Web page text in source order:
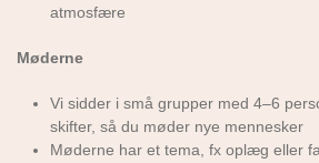
atmosfære
Møderne
Vi sidder i små grupper med 4–6
skifter, så du møder nye mennesker
Møderne har et tema, fx oplæg eller